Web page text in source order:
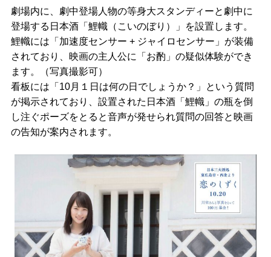
劇場内に、劇中登場人物の等身大スタンディーと劇中に
登場する日本酒「鯉幟（こいのぼり）」を設置します。
鯉幟には「加速度センサー + ジャイロセンサー」が装備
されており、映画の主人公に「お酌」の疑似体験ができ
ます。（写真撮影可）
看板には「10月１日は何の日でしょうか？」という質問
が掲示されており、設置された日本酒「鯉幟」の瓶を倒
し注ぐポーズをとると音声が発せられ質問の回答と映画
の告知が案内されます。